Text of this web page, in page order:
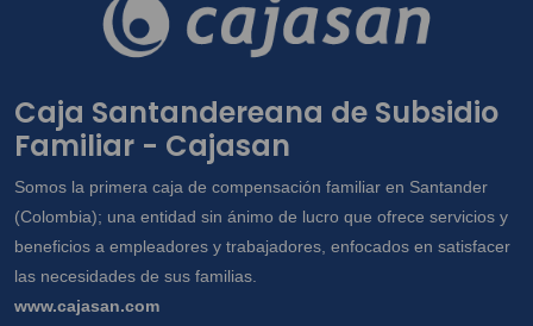
Caja Santandereana de Subsidio
Familiar - Cajasan
Somos la primera caja de compensación familiar en Santander
(Colombia); una entidad sin ánimo de lucro que ofrece servicios y
beneficios a empleadores y trabajadores, enfocados en satisfacer
las necesidades de sus familias.
www.cajasan.com